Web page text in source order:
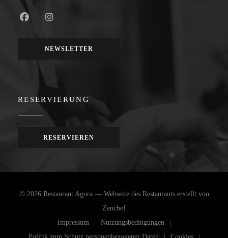
NEWSLETTER
RESERVIERUNG
RESERVIEREN
© 2026 Restaurant Agora — Webseite des Restaurants erstellt von
Zenchef((öffnet ein neues Fenster))
Impressum
Nutzungsbedingungen